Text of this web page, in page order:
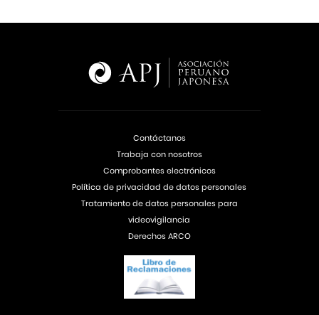
Contáctanos
Trabaja con nosotros
Comprobantes electrónicos
Política de privacidad de datos personales
Tratamiento de datos personales para
videovigilancia
Derechos ARCO